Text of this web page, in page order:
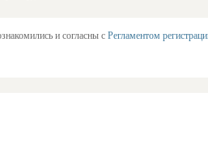
и согласны с Регламентом